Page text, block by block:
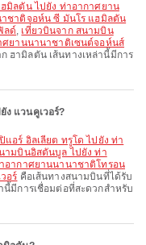
ชาติจอห์น ซี มันโร แฮมิลตัน
ลด์, เที่ยวบินจาก สนามบิน
ยานนานาชาติเซนต์จอห์นส์
ฮามิลตัน เส้นทางเหล่านี้มีการ
แวนคูเวอร์?
ามบินอิสตันบูล ไปยัง ท่า
อากาศยานนานาชาติโทรอน
อร์ คือเส้นทางสนามบินที่ได้รับ
นี้มีการเชื่อมต่อที่สะดวกสำหรับ